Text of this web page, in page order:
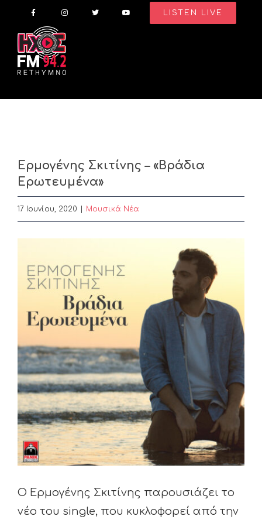
content
LISTEN LIVE
Ερμογένης Σκιτίνης – «Βράδια
Ερωτευμένα»
17 Ιουνίου, 2020 | Μουσικά Νέα
Larger
Image
Ο Ερμογένης Σκιτίνης παρουσιάζει το
νέο του single, που κυκλοφορεί από την